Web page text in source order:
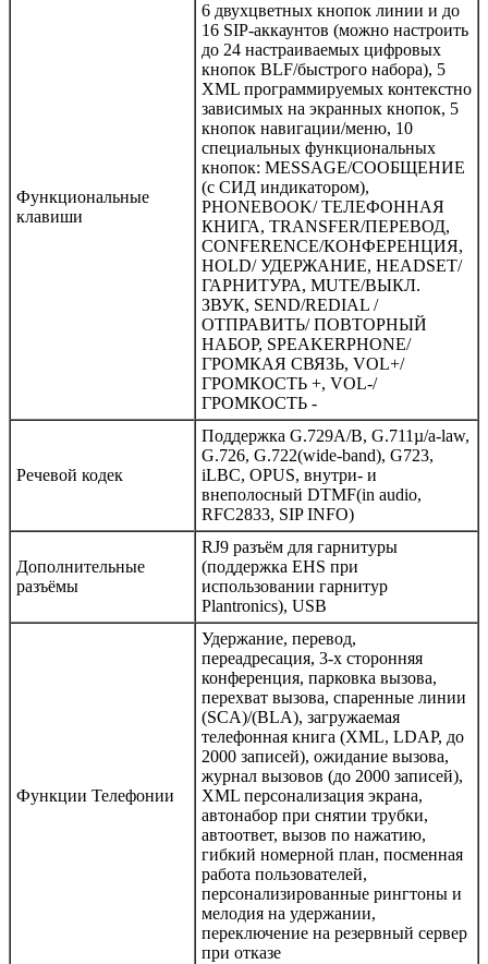
Функциональные
клавиши
6 двухцветных кнопок линии и до
16 SIP-аккаунтов (можно настроить
до 24 настраиваемых цифровых
кнопок BLF/быстрого набора), 5
XML программируемых контекстно
зависимых на экранных кнопок, 5
кнопок навигации/меню, 10
специальных функциональных
кнопок: MESSAGE/СООБЩЕНИЕ
(с СИД индикатором),
PHONEBOOK/ ТЕЛЕФОННАЯ
КНИГА, TRANSFER/ПЕРЕВОД,
CONFERENCE/КОНФЕРЕНЦИЯ,
HOLD/ УДЕРЖАНИЕ, HEADSET/
ГАРНИТУРА, MUTE/ВЫКЛ.
ЗВУК, SEND/REDIAL /
ОТПРАВИТЬ/ ПОВТОРНЫЙ
НАБОР, SPEAKERPHONE/
ГРОМКАЯ СВЯЗЬ, VOL+/
ГРОМКОСТЬ +, VOL-/
ГРОМКОСТЬ -
Речевой кодек
Поддержка G.729A/B, G.711µ/a-law,
G.726, G.722(wide-band), G723,
iLBC, OPUS, внутри- и
внеполосный DTMF(in audio,
RFC2833, SIP INFO)
Дополнительные
разъёмы
RJ9 разъём для гарнитуры
(поддержка EHS при
использовании гарнитур
Plantronics), USB
Функции Телефонии
Удержание, перевод,
переадресация, 3-х сторонняя
конференция, парковка вызова,
перехват вызова, спаренные линии
(SCA)/(BLA), загружаемая
телефонная книга (XML, LDAP, до
2000 записей), ожидание вызова,
журнал вызовов (до 2000 записей),
XML персонализация экрана,
автонабор при снятии трубки,
автоответ, вызов по нажатию,
гибкий номерной план, посменная
работа пользователей,
персонализированные рингтоны и
мелодия на удержании,
переключение на резервный сервер
при отказе